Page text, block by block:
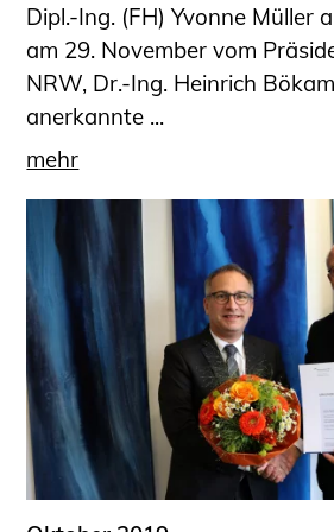
Dipl.-Ing. (FH) Yvonne Müller
am 29. November vom
NRW, Dr.-Ing. Heinrich
anerkannte ...
mehr